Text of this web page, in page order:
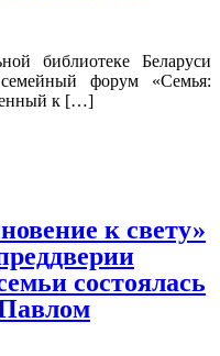
библиотеке Беларуси
форум «Семья:
к […]
к свету»
состоялась
Павлом